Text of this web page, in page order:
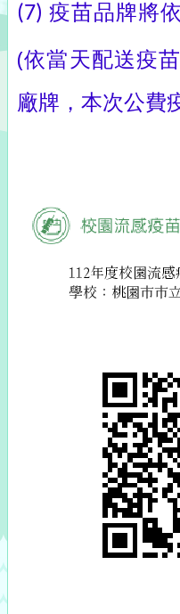
(7) 疫苗品牌將
(依當天配送疫
廠牌，本次公費